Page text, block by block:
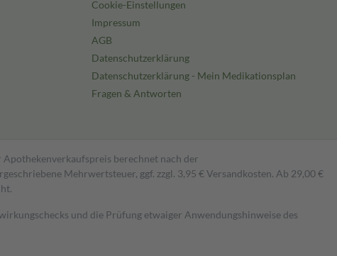
Cookie-Einstellungen
Impressum
AGB
Datenschutzerklärung
Datenschutzerklärung - Mein Medikationsplan
Fragen & Antworten
berechnet nach der
Mehrwertsteuer, ggf. zzgl. 3,95 € Versandkosten. Ab 29,00 €
und die Prüfung etwaiger Anwendungshinweise des